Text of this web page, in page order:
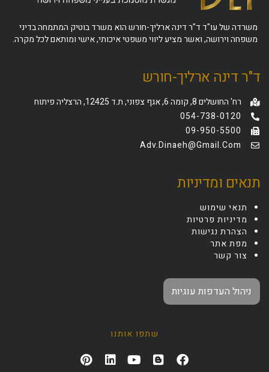
משרדה של עו"ד ד"ר דינה ארליך-חורש הוא משרד בוטיק המתמחה בדיני
משפחה וירושה, ואשר מציע ליווי משפטי איכותי, אישי ומותאם לכל מקרה.
ד"ר דינה ארליך-חורש
רח' החושלים 8, קומה 6, אגף צפוני, ת.ד 12425, הרצליה פיתוח
054-738-0120
09-950-5500
Adv.dinaeh@gmail.com
תנאים ומדיניות
תנאי שימוש
מדיניות פרטיות
הצהרת נגישות
מפת אתר
צור קשר
ניהול העדפות עוגיות
שתפו אותנו